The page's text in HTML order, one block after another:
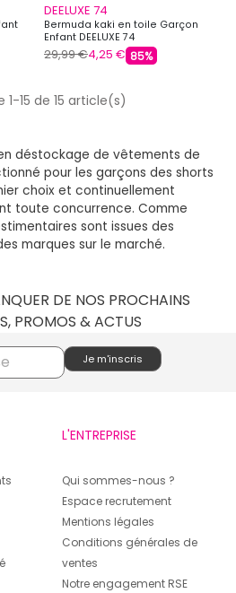
DEELUXE 74
Bermuda kaki en toile Garçon
Enfant DEELUXE 74
29,99 €4,25 € 85%
15 de 15 article(s)
déstockage de vêtements de
pour les garçons des shorts
choix et continuellement
toute concurrence. Comme
sont issues des
marques sur le marché.
DE NOS PROCHAINS
PROMOS & ACTUS
L'ENTREPRISE
Qui sommes-nous ?
Espace recrutement
Mentions légales
Conditions générales de
ventes
Notre engagement RSE